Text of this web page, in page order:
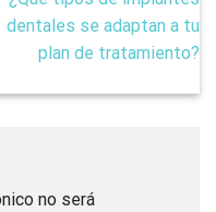
dentales se adaptan a tu
plan de tratamiento?
no será